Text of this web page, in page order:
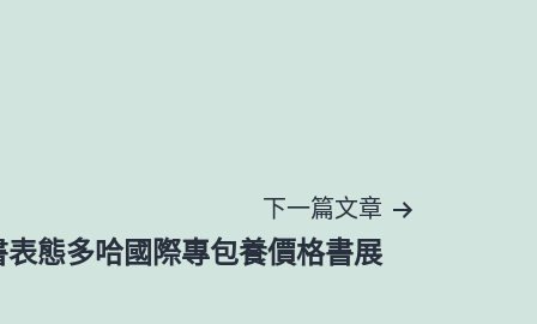
下一篇文章
表態多哈國際專包養價格書展